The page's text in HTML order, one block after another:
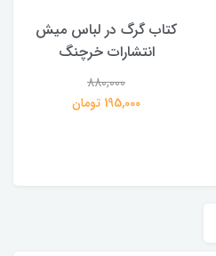
کتاب گرگ در لباس میش
انتشارات خرچنگ
880,000
195,000 تومان